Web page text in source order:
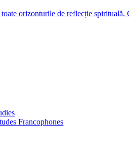
orizonturile de reflecție
Francophones